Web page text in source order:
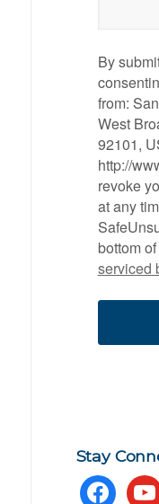
By
from:
West
92101,
http://
revoke
at any
bottom
serviced
Stay
facebook